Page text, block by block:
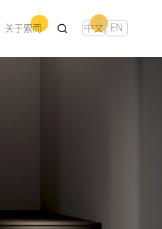
关于索而 中文 EN